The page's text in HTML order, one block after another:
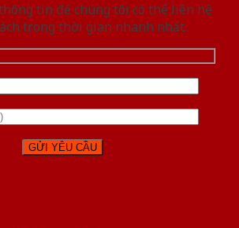
tin để chúng tôi có thể liên hệ
trong thời gian nhanh nhất.